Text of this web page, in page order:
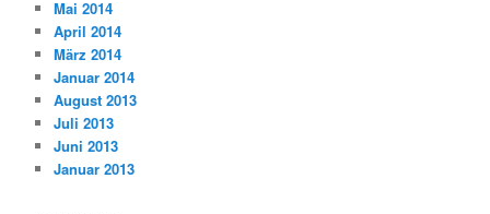
Mai 2014
April 2014
März 2014
Januar 2014
August 2013
Juli 2013
Juni 2013
Januar 2013